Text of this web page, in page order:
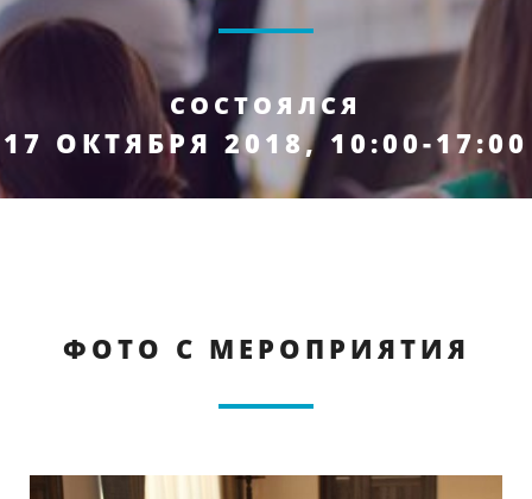
СОСТОЯЛСЯ
17 ОКТЯБРЯ 2018, 10:00-17:00
ФОТО С МЕРОПРИЯТИЯ